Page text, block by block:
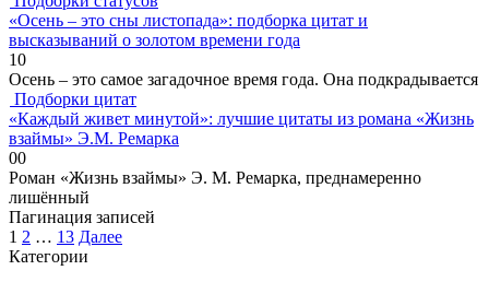
«Осень – это сны листопада»: подборка цитат и
высказываний о золотом времени года
10
Осень – это самое загадочное время года. Она подкрадывается
Подборки цитат
«Каждый живет минутой»: лучшие цитаты из романа «Жизнь
взаймы» Э.М. Ремарка
00
Роман «Жизнь взаймы» Э. М. Ремарка, преднамеренно
лишённый
Пагинация записей
1 2 … 13 Далее
Категории